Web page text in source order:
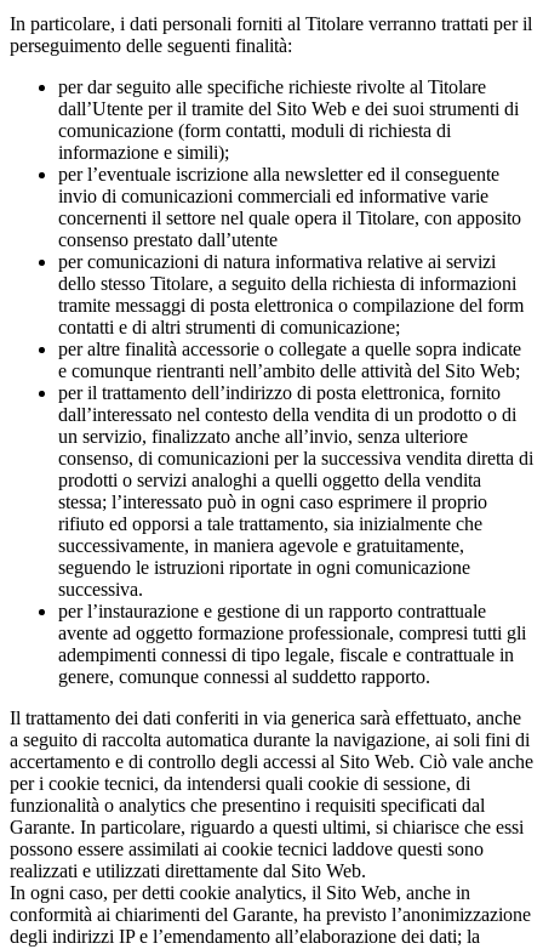
In particolare, i dati personali forniti al Titolare verranno trattati per il
perseguimento delle seguenti finalità:
per dar seguito alle specifiche richieste rivolte al Titolare
dall’Utente per il tramite del Sito Web e dei suoi strumenti di
comunicazione (form contatti, moduli di richiesta di
informazione e simili);
per l’eventuale iscrizione alla newsletter ed il conseguente
invio di comunicazioni commerciali ed informative varie
concernenti il settore nel quale opera il Titolare, con apposito
consenso prestato dall’utente
per comunicazioni di natura informativa relative ai servizi
dello stesso Titolare, a seguito della richiesta di informazioni
tramite messaggi di posta elettronica o compilazione del form
contatti e di altri strumenti di comunicazione;
per altre finalità accessorie o collegate a quelle sopra indicate
e comunque rientranti nell’ambito delle attività del Sito Web;
per il trattamento dell’indirizzo di posta elettronica, fornito
dall’interessato nel contesto della vendita di un prodotto o di
un servizio, finalizzato anche all’invio, senza ulteriore
consenso, di comunicazioni per la successiva vendita diretta di
prodotti o servizi analoghi a quelli oggetto della vendita
stessa; l’interessato può in ogni caso esprimere il proprio
rifiuto ed opporsi a tale trattamento, sia inizialmente che
successivamente, in maniera agevole e gratuitamente,
seguendo le istruzioni riportate in ogni comunicazione
successiva.
per l’instaurazione e gestione di un rapporto contrattuale
avente ad oggetto formazione professionale, compresi tutti gli
adempimenti connessi di tipo legale, fiscale e contrattuale in
genere, comunque connessi al suddetto rapporto.
Il trattamento dei dati conferiti in via generica sarà effettuato, anche
a seguito di raccolta automatica durante la navigazione, ai soli fini di
accertamento e di controllo degli accessi al Sito Web. Ciò vale anche
per i cookie tecnici, da intendersi quali cookie di sessione, di
funzionalità o analytics che presentino i requisiti specificati dal
Garante. In particolare, riguardo a questi ultimi, si chiarisce che essi
possono essere assimilati ai cookie tecnici laddove questi sono
realizzati e utilizzati direttamente dal Sito Web.
In ogni caso, per detti cookie analytics, il Sito Web, anche in
conformità ai chiarimenti del Garante, ha previsto l’anonimizzazione
degli indirizzi IP e l’emendamento all’elaborazione dei dati; la